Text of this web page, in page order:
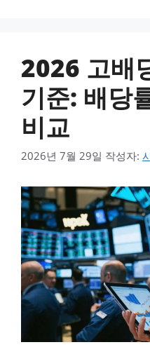
2026 고배
기준: 배당
비교
2026년 7월 29일 작성자: